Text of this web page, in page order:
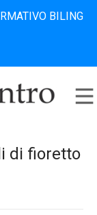
BILINGUE
di fioretto